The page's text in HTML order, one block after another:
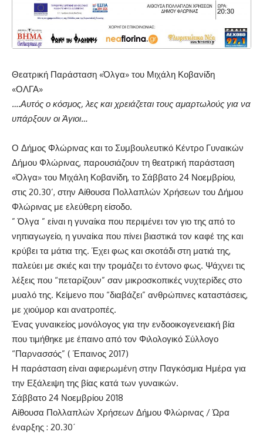
Θεατρική Παράσταση «Όλγα» του Μιχάλη Κοβανίδη
«ΟΛΓΑ»
….Αυτός ο κόσμος, λες και χρειάζεται τους αμαρτωλούς για να
υπάρξουν οι Άγιοι…
Ο Δήμος Φλώρινας και το Συμβουλευτικό Κέντρο Γυναικών
Δήμου Φλώρινας, παρουσιάζουν τη θεατρική παράσταση
«Όλγα» του Μιχάλη Κοβανίδη, το Σάββατο 24 Νοεμβρίου,
στις 20.30’, στην Αίθουσα Πολλαπλών Χρήσεων του Δήμου
Φλώρινας με ελεύθερη είσοδο.
” Όλγα ” είναι η γυναίκα που περιμένει τον γιο της από το
νηπιαγωγείο, η γυναίκα που πίνει βιαστικά τον καφέ της και
κρύβει τα μάτια της. Έχει φως και σκοτάδι στη ματιά της,
παλεύει με σκιές και την τρομάζει το έντονο φως. Ψάχνει τις
λέξεις που “πεταρίζουν” σαν μικροσκοπικές νυχτερίδες στο
μυαλό της. Κείμενο που “διαβάζει” ανθρώπινες καταστάσεις,
με χιούμορ και ανατροπές.
Ένας γυναικείος μονόλογος για την ενδοοικογενειακή βία
που τιμήθηκε με έπαινο από τον Φιλολογικό Σύλλογο
“Παρνασσός” ( Έπαινος 2017)
Η παράσταση είναι αφιερωμένη στην Παγκόσμια Ημέρα για
την Εξάλειψη της βίας κατά των γυναικών.
Σάββατο 24 Νοεμβρίου 2018
Αίθουσα Πολλαπλών Χρήσεων Δήμου Φλώρινας / Ώρα
έναρξης : 20.30΄